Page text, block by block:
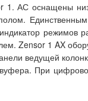
1. АС оснащены
режимов
Zensor 1 AX
ведущей
При